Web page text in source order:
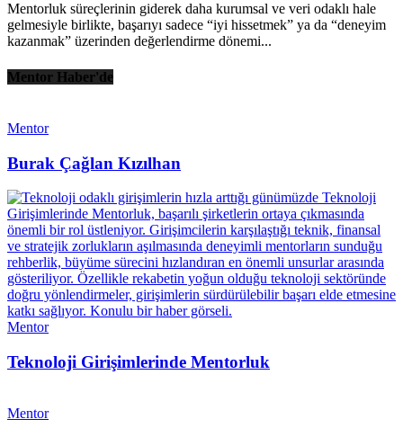
Mentorluk süreçlerinin giderek daha kurumsal ve veri odaklı hale
gelmesiyle birlikte, başarıyı sadece “iyi hissetmek” ya da “deneyim
kazanmak” üzerinden değerlendirme dönemi...
Mentor Haber'de
Mentor
Burak Çağlan Kızılhan
Mentor
Teknoloji Girişimlerinde Mentorluk
Mentor